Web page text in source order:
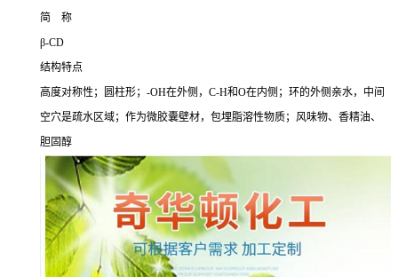
简 称
β-CD
结构特点
高度对称性；圆柱形；-OH在外侧，C-H和O在内侧；环的外侧亲水，中间
空穴是疏水区域；作为微胶囊壁材，包埋脂溶性物质；风味物、香精油、
胆固醇